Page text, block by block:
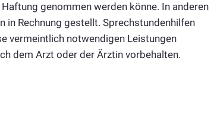
genommen werden könne. In anderen
in Rechnung gestellt. Sprechstundenhilfen
vermeintlich notwendigen Leistungen
dem Arzt oder der Ärztin vorbehalten.